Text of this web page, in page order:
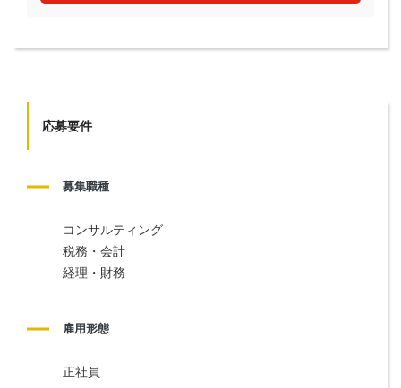
応募要件
募集職種
コンサルティング
税務・会計
経理・財務
雇用形態
正社員